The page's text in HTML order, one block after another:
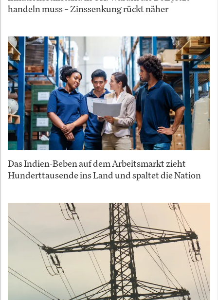
handeln muss – Zinssenkung rückt näher
Das Indien-Beben auf dem Arbeitsmarkt zieht
Hunderttausende ins Land und spaltet die Nation